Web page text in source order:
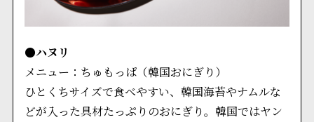
●ハヌリ
メニュー：ちゅもっぱ（韓国おにぎり）
ひとくちサイズで食べやすい、韓国海苔やナムルな
どが入った具材たっぷりのおにぎり。韓国ではヤン